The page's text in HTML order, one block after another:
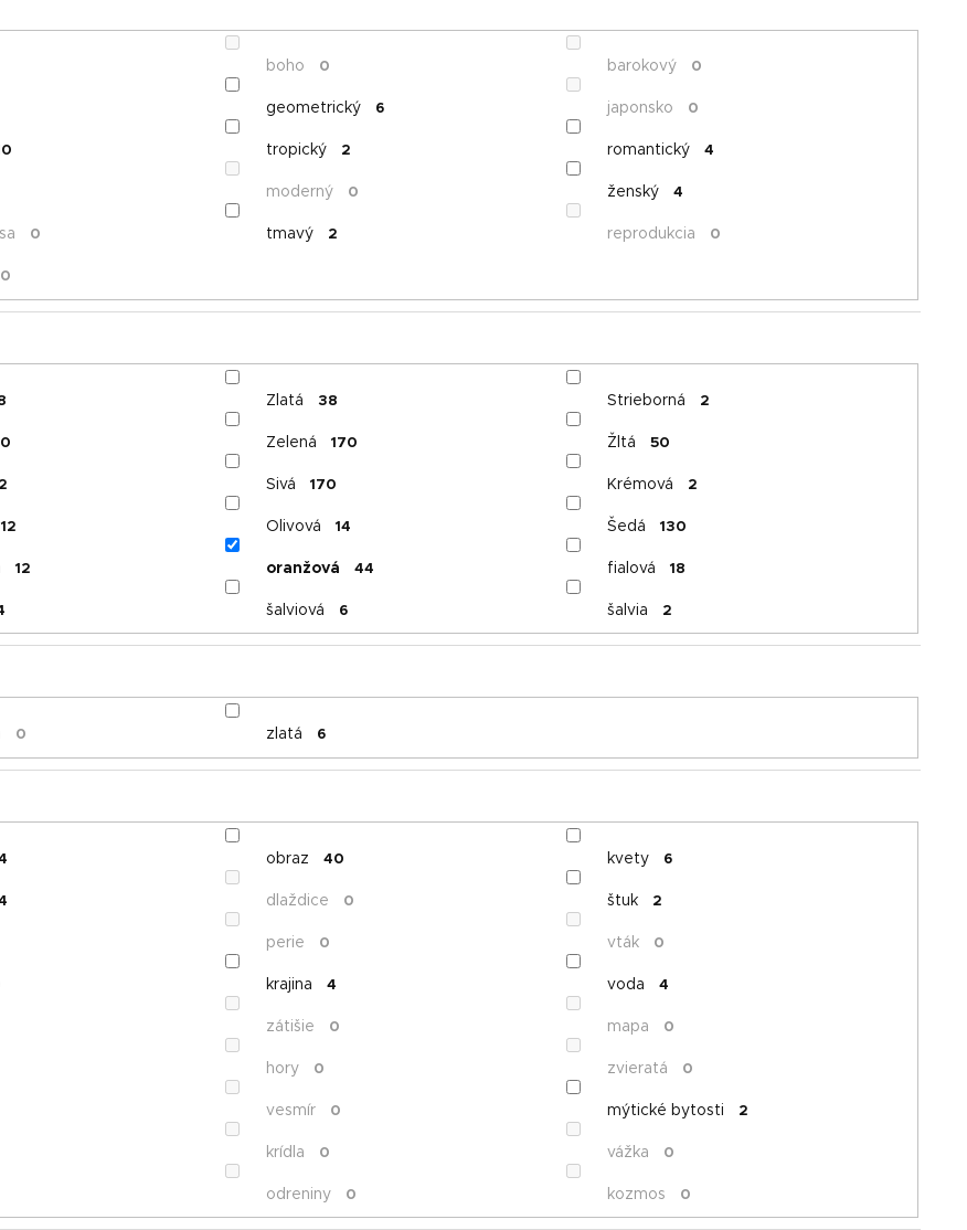
boho 0 barokový 0
geometrický 6 japonsko 0
tropický 2 romantický 4
moderný 0 ženský 4
0 tmavý 2 reprodukcia 0
0
Zlatá 38 Strieborná 2
Zelená 170 Žltá 50
Sivá 170 Krémová 2
12 Olivová 14 Šedá 130
12 oranžová 44 fialová 18
šalviová 6 šalvia 2
0 zlatá 6
obraz 40 kvety 6
dlaždice 0 štuk 2
perie 0 vták 0
krajina 4 voda 4
zátišie 0 mapa 0
hory 0 zvieratá 0
vesmír 0 mýtické bytosti 2
krídla 0 vážka 0
odreniny 0 kozmos 0